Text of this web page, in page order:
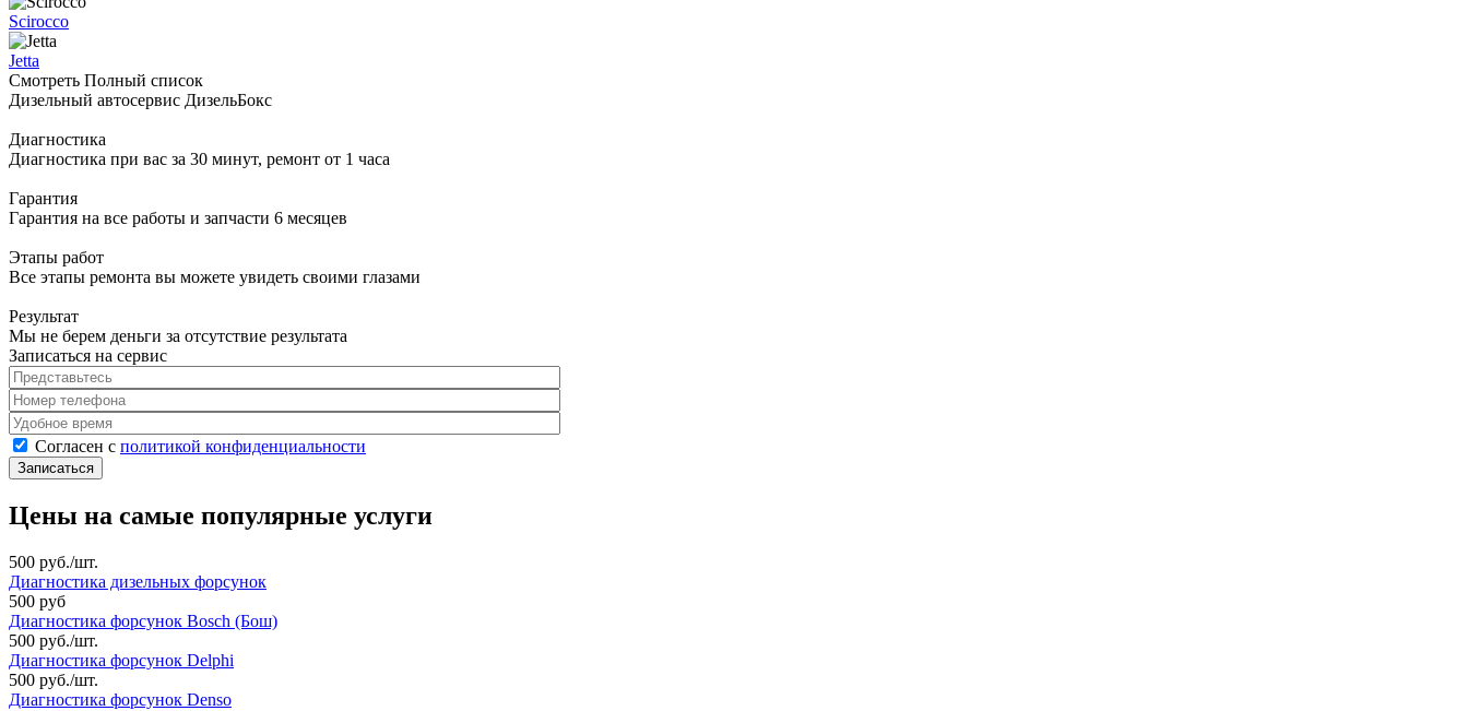
Scirocco
Jetta
Смотреть Полный список
Дизельный автосервис ДизельБокс
Диагностика
Диагностика при вас за 30 минут, ремонт от 1 часа
Гарантия
Гарантия на все работы и запчасти 6 месяцев
Этапы работ
Все этапы ремонта вы можете увидеть своими глазами
Результат
Мы не берем деньги за отсутствие результата
Записаться на сервис
Представьтесь
Номер телефона
Удобное время
Согласен с политикой конфиденциальности*
Согласен с политикой конфиденциальности
Цены на самые популярные услуги
500 руб./шт.
Диагностика дизельных форсунок
500 руб
Диагностика форсунок Bosch (Бош)
500 руб./шт.
Диагностика форсунок Delphi
500 руб./шт.
Диагностика форсунок Denso